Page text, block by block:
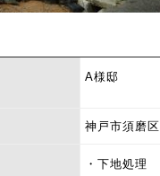
A様邸
神戸市須磨区
・下地処理